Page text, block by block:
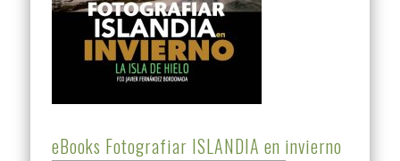
eBooks Fotografiar ISLANDIA en invierno